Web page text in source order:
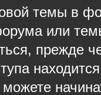
темы в
или
прежде